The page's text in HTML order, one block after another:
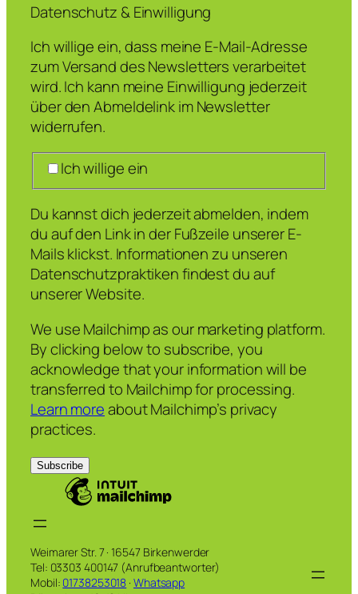
Datenschutz & Einwilligung
Ich willige ein, dass meine E-Mail-Adresse
zum Versand des Newsletters verarbeitet
wird. Ich kann meine Einwilligung jederzeit
über den Abmeldelink im Newsletter
widerrufen.
Ich willige ein
Du kannst dich jederzeit abmelden, indem
du auf den Link in der Fußzeile unserer E-
Mails klickst. Informationen zu unseren
Datenschutzpraktiken findest du auf
unserer Website.
We use Mailchimp as our marketing platform.
By clicking below to subscribe, you
acknowledge that your information will be
transferred to Mailchimp for processing.
Learn moreabout Mailchimp’s privacy
practices.
Weimarer Str. 7 · 16547 Birkenwerder
Tel: 03303 400147 (Anrufbeantworter)
Mobil: 01738253018 · Whatsapp